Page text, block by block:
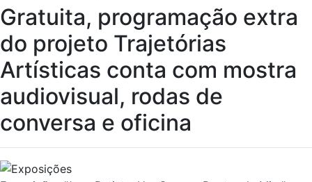
Gratuita, programação extra
do projeto Trajetórias
Artísticas conta com mostra
audiovisual, rodas de
conversa e oficina